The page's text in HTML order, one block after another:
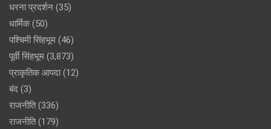
धरना प्रदर्शन (35)
धार्मिक(50)
पश्चिमी सिंहभूम (46)
पूर्वी सिंहभूम (3,873)
प्राकृतिक आपदा(12)
बंद (3)
राजनीति(336)
राजनीति(179)